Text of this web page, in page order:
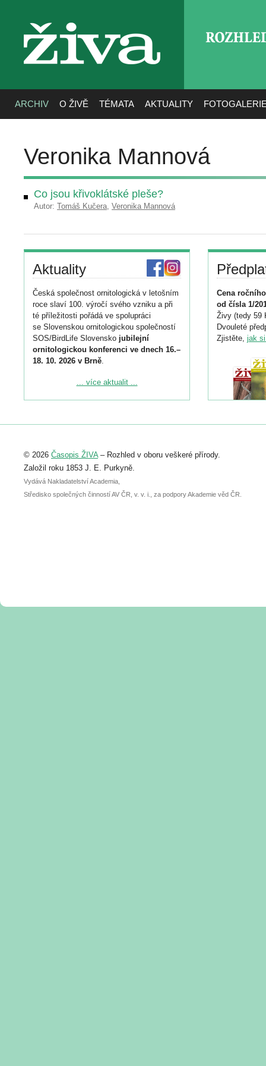
živa
ARCHIV O ŽIVĚ TÉMATA AKTUALITY
Veronika Mannová
Co jsou křivoklátské pleše?
Autor: Tomáš Kučera, Veronika Mannová
Aktuality
Česká společnost ornitologická v letošním
roce slaví 100. výročí svého vzniku a při
té příležitosti pořádá ve spolupráci
se Slovenskou ornitologickou společností
SOS/BirdLife Slovensko jubilejní
ornitologickou konferenci ve dnech 16.–
18. 10. 2026 v Brně.
Podrobnější informace ke konferenci
Registrovat se můžete do 6. září.
abstraktu přihlášené přednášky nebo
posteru je už 30. června.
... více aktualit ...
Cena
od čísla 1/
Živy (tedy 59
Dvouleté
Zjistěte, jak
© 2026 Časopis ŽIVA– Rozhled v oboru veškeré přírody.
Založil roku 1853 J. E. Purkyně.
Vydává Nakladatelství Academia,
Středisko společných činností AV ČR, v. v. i., za podpory Akademie věd ČR.